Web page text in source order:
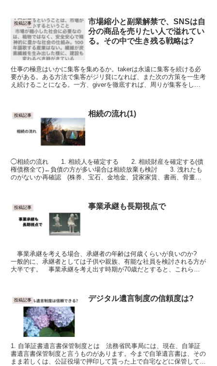
投稿記事
市場縮小と副業解禁で、SNSは自
分の商品を売りたい人で溢れてい
る。その中で生き残る戦略は?
仕事の極意はいかに集客を集めるか。takerは永遠に集客を続ける必
要がある。ある方法で集客がジリ貧になれば、また次の方策を一生考
え続けることになる。一方、giverを徹底すれば、周りが集客をして
投稿記事 相続の流れ(1)
◯相続の流れ 1. 相続人を確定する 2. 相続財産を確定する(債
権債務全て)←負債の方が多い場合は相続放棄も検討 3. 洩れたも
のがないか再確認 (株券、宝石、金地金、貸家家賃、書画、骨董、
投稿記事 事業承継も長期視点で
事業承継を考える場合、承継者の年齢は何歳くらいが良いのか?
一般的に、承継者としては子供や親族、有能な社員を検討される方が
大半です。 事業承継を考え出す時期が70歳だとすると、これらの
投稿記事 デジタル遺言制度の信頼度は?
1. 自筆証書遺言書保管制度とは 法務省民事局には、現在、自筆証
書遺言書保管制度と言うものがあります。今まで自筆遺言書は、その
まま若しくは、公証役場で押印して貰った上で自宅などに保管してお